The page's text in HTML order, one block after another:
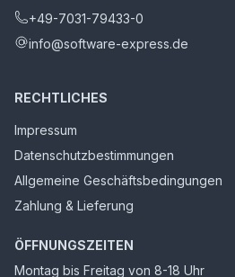
+49-7031-79433-0
info@software-express.de
RECHTLICHES
Impressum
Datenschutzbestimmungen
Allgemeine Geschäftsbedingungen
Zahlung & Lieferung
ÖFFNUNGSZEITEN
Montag bis Freitag von 8-18 Uhr